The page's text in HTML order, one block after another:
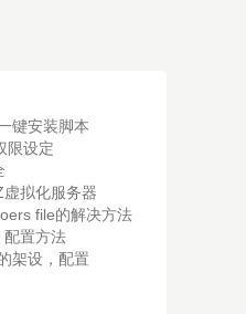
键安装脚本
限设定
拟化服务器
file的解决方法
配置方法
架设，配置